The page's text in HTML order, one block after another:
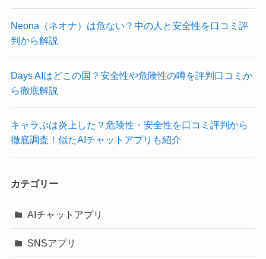
Neona（ネオナ）は危ない？中の人と安全性を口コミ評
判から解説
Days AIはどこの国？安全性や危険性の噂を評判口コミか
ら徹底解説
キャラぷは炎上した？危険性・安全性を口コミ評判から
徹底調査！似たAIチャットアプリも紹介
カテゴリー
AIチャットアプリ
SNSアプリ